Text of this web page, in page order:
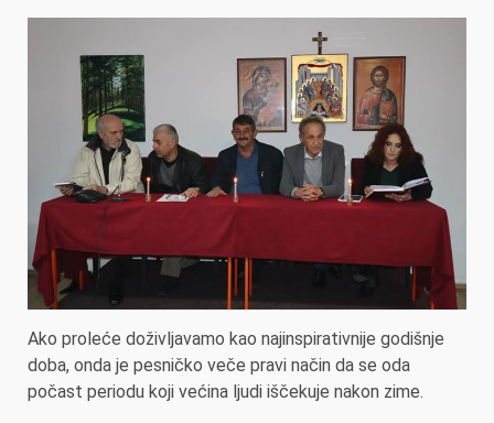
Ako proleće doživljavamo kao najinspirativnije godišnje
doba, onda je pesničko veče pravi način da se oda
počast periodu koji većina ljudi iščekuje nakon zime.